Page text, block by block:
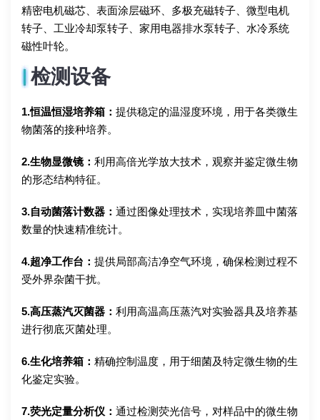
精密电机磁芯、表面涂层磁环、多极充磁转子、微型电机
转子、工业冷却泵转子、家用电器排水泵转子、水冷系统
磁性叶轮。
检测设备
1.恒温恒湿培养箱： 提供稳定的温湿度环境，用于各类微生
物菌落的接种培养。
2.生物显微镜： 利用高倍光学放大技术，观察并鉴定微生物
的形态结构特征。
3.自动菌落计数器： 通过图像处理技术，实现培养皿中菌落
数量的快速精准统计。
4.超净工作台： 提供局部高洁净空气环境，确保检测过程不
受外界杂菌干扰。
5.高压蒸汽灭菌器： 利用高温高压蒸汽对实验器具及培养基
进行彻底灭菌处理。
6.生化培养箱： 精确控制温度，用于细菌及特定微生物的生
化鉴定实验。
7.荧光定量分析仪： 通过检测荧光信号，对样品中的微生物